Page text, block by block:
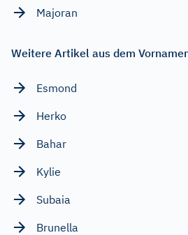
Majoran
Weitere Artikel aus dem
Esmond
Herko
Bahar
Kylie
Subaia
Brunella